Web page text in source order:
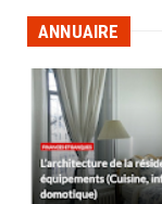
ANNUAIRE